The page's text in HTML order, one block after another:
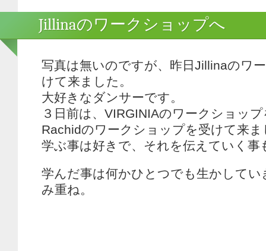
Jillinaのワークショップへ
写真は無いのですが、昨日Jillinaのワ
けて来ました。
大好きなダンサーです。
３日前は、VIRGINIAのワークショッ
Rachidのワークショップを受けて来ま
学ぶ事は好きで、それを伝えていく事
学んだ事は何かひとつでも生かしてい
み重ね。